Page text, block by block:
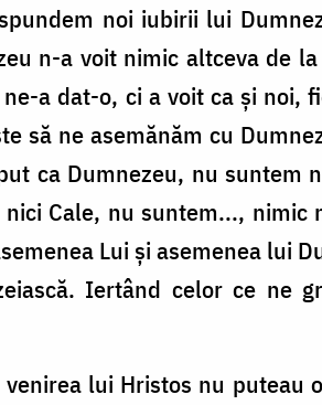
noi iubirii lui
n-a voit nimic altceva de
a dat-o, ci a voit ca şi noi,
să ne asemănăm cu
ca Dumnezeu, nu suntem
Cale, nu suntem..., nimic
Lui şi asemenea lui
Iertând celor ce ne
venirea lui Hristos nu puteau